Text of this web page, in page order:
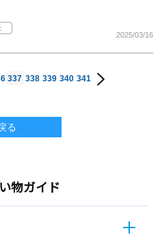
2025/03/16
337 338 339 340 341
る
物ガイド